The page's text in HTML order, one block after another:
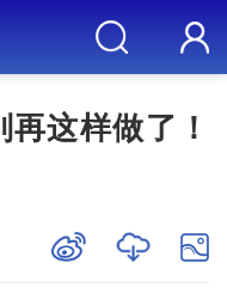
这样做了！